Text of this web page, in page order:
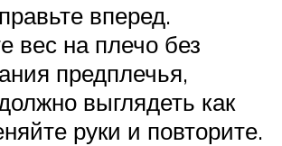
вперед.
вес на плечо без
предплечья,
выглядеть как
руки и повторите.